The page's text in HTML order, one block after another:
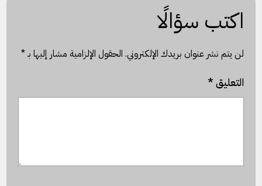
اكتب سؤالًا
لن يتم نشر عنوان بريدك الإلكتروني. الحقول الإلزامية مشار إليها بـ*
التعليق*